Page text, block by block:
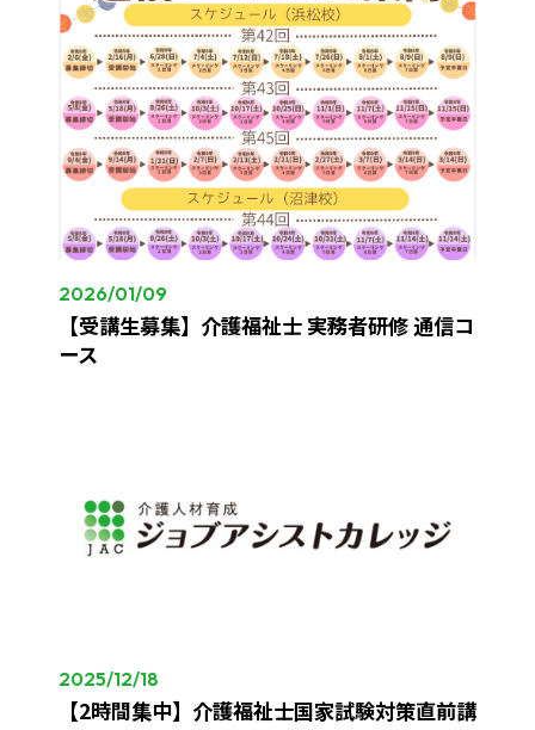
2026/01/09
【受講生募集】介護福祉士 実務者研修 通信コ
ース
2025/12/18
【2時間集中】介護福祉士国家試験対策直前講